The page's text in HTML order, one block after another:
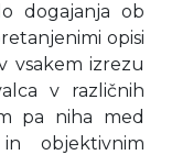
dogajanja ob
opisi
vsakem izrezu
v različnih
pa niha med
objektivnim